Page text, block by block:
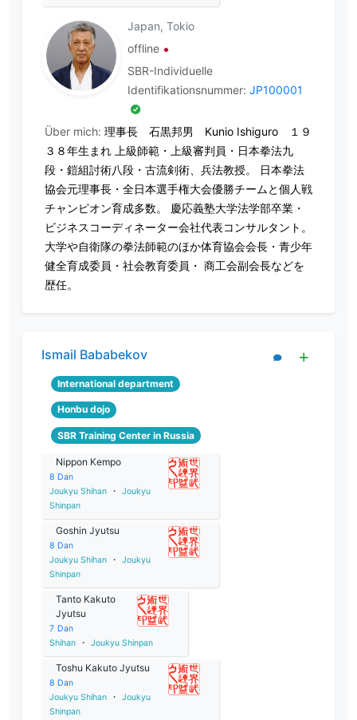
Japan, Tokio
offline
SBR-Individuelle
Identifikationsnummer: JP100001
Über mich: 理事長 石黒邦男 Kunio Ishiguro １９
３８年生まれ 上級師範・上級審判員・日本拳法九
段・鎧組討術八段・古流剣術、兵法教授。 日本拳法
協会元理事長・全日本選手権大会優勝チームと個人戦
チャンピオン育成多数。 慶応義塾大学法学部卒業・
ビジネスコーディネーター会社代表コンサルタント。
大学や自衛隊の拳法師範のほか体育協会会長・青少年
健全育成委員・社会教育委員・ 商工会副会長などを
歴任。
Ismail Bababekov
International department
Honbu dojo
SBR Training Center in Russia
Nippon Kempo
8 Dan
Joukyu Shihan
・
Joukyu
Shinpan
Goshin Jyutsu
8 Dan
Joukyu Shihan
・
Joukyu
Shinpan
Tanto Kakuto
Jyutsu
7 Dan
Shihan
・ Joukyu Shinpan
Toshu Kakuto Jyutsu
8 Dan
Joukyu Shihan
・
Joukyu
Shinpan